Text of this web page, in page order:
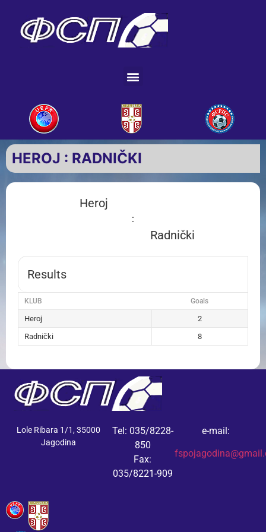
HEROJ : RADNIČKI
Heroj
:
Radnički
Results
KLUB Goals
Heroj
2
Radnički
8
Lole Ribara 1/1, 35000
Jagodina
Tel: 035/8228-
850
Fax:
035/8221-909
e-mail: